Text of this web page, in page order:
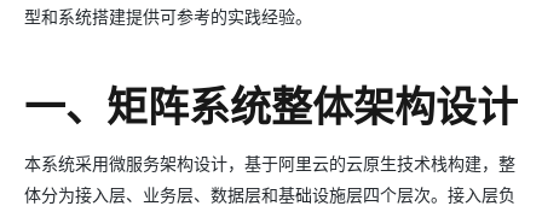
型和系统搭建提供可参考的实践经验。
一、矩阵系统整体架构设计
本系统采用微服务架构设计，基于阿里云的云原生技术栈构建，整
体分为接入层、业务层、数据层和基础设施层四个层次。接入层负